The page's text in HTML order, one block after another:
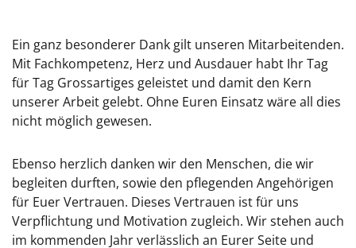
Ein ganz besonderer Dank gilt unseren Mitarbeitenden.
Mit Fachkompetenz, Herz und Ausdauer habt Ihr Tag
für Tag Grossartiges geleistet und damit den Kern
unserer Arbeit gelebt. Ohne Euren Einsatz wäre all dies
nicht möglich gewesen.
Ebenso herzlich danken wir den Menschen, die wir
begleiten durften, sowie den pflegenden Angehörigen
für Euer Vertrauen. Dieses Vertrauen ist für uns
Verpflichtung und Motivation zugleich. Wir stehen auch
im kommenden Jahr verlässlich an Eurer Seite und